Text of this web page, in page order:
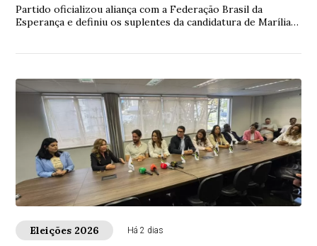
Partido oficializou aliança com a Federação Brasil da
Esperança e definiu os suplentes da candidatura de Marília
Eleições 2026 Há 2 dias